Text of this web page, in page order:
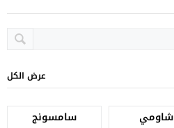
عرض الكل
شاومي
سامسونج